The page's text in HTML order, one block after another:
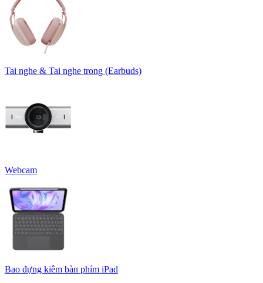
Tai nghe & Tai nghe trong (Earbuds)
Webcam
Bao đựng kiêm bàn phím iPad